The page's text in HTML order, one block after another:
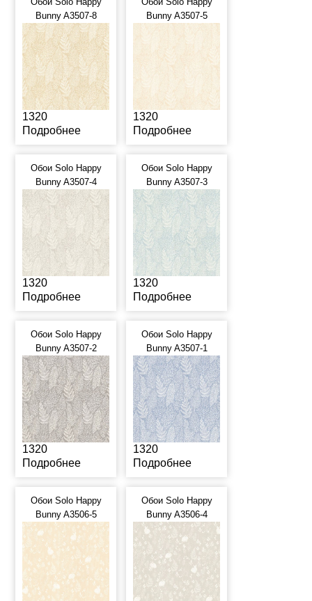
Bunny A3507-8
1320
Подробнее
Bunny A3507-5
1320
Подробнее
Обои Solo Happy
Bunny A3507-4
1320
Подробнее
Обои Solo Happy
Bunny A3507-3
1320
Подробнее
Обои Solo Happy
Bunny A3507-2
1320
Подробнее
Обои Solo Happy
Bunny A3507-1
1320
Подробнее
Обои Solo Happy
Bunny A3506-5
Обои Solo Happy
Bunny A3506-4